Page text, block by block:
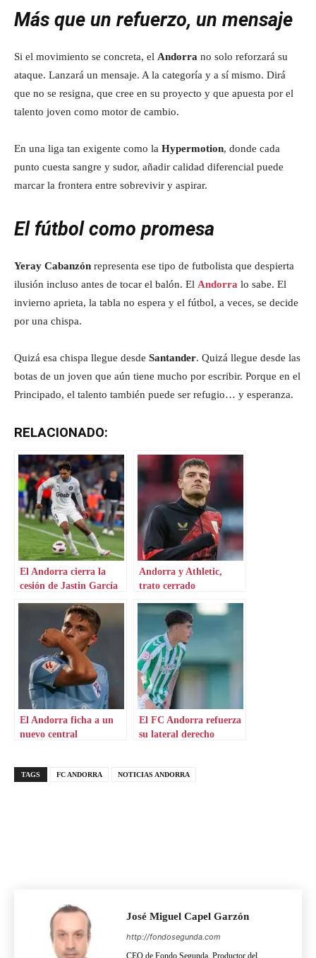
Más que un refuerzo, un mensaje
Si el movimiento se concreta, el Andorra no solo reforzará su
ataque. Lanzará un mensaje. A la categoría y a sí mismo. Dirá
que no se resigna, que cree en su proyecto y que apuesta por el
talento joven como motor de cambio.
En una liga tan exigente como la Hypermotion, donde cada
punto cuesta sangre y sudor, añadir calidad diferencial puede
marcar la frontera entre sobrevivir y aspirar.
El fútbol como promesa
Yeray Cabanzón representa ese tipo de futbolista que despierta
ilusión incluso antes de tocar el balón. El Andorra lo sabe. El
invierno aprieta, la tabla no espera y el fútbol, a veces, se decide
por una chispa.
Quizá esa chispa llegue desde Santander. Quizá llegue desde las
botas de un joven que aún tiene mucho por escribir. Porque en el
Principado, el talento también puede ser refugio… y esperanza.
RELACIONADO:
El Andorra cierra la
cesión de Jastin García
Andorra y Athletic,
trato cerrado
El Andorra ficha a un
nuevo central
El FC Andorra refuerza
su lateral derecho
TAGS FC ANDORRA NOTICIAS ANDORRA
José Miguel Capel Garzón
http://fondosegunda.com
CEO de Fondo Segunda. Productor del